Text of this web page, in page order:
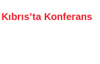
Konferans